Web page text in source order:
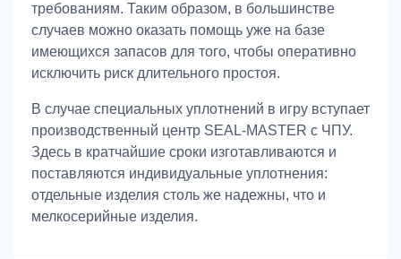
требованиям. Таким образом, в большинстве
случаев можно оказать помощь уже на базе
имеющихся запасов для того, чтобы оперативно
исключить риск длительного простоя.
В случае специальных уплотнений в игру вступает
производственный центр SEAL-MASTER с ЧПУ.
Здесь в кратчайшие сроки изготавливаются и
поставляются индивидуальные уплотнения:
отдельные изделия столь же надежны, что и
мелкосерийные изделия.